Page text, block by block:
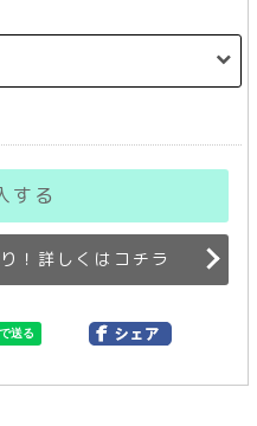
する
！詳しくはコチラ